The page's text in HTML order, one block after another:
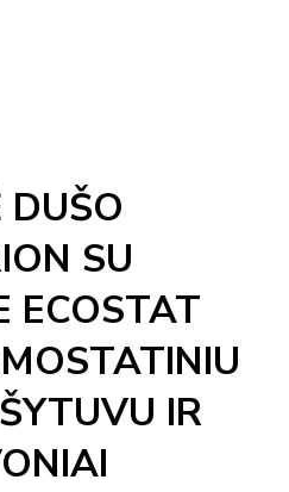
DUŠO
SU
ECOSTAT
IR